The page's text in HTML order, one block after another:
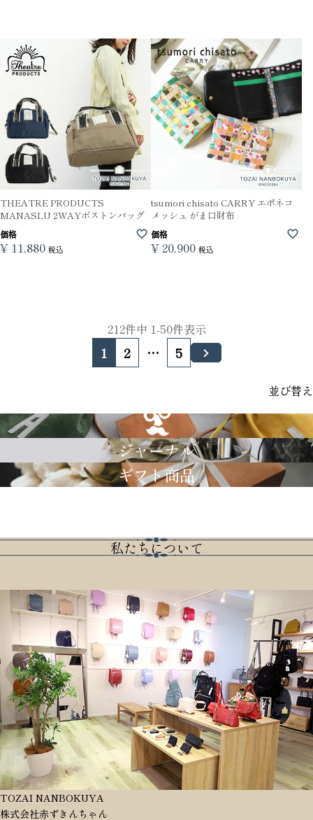
THEATRE PRODUCTS
MANASLU 2WAYボストンバッグ
価格
¥ 11,880 税込
tsumori chisato CARRY エポネコ
メッシュ がま口財布
価格
¥20,900 税込
並び替え
212件中 1-50件表示
1 2 … 5
GRIMM LAB
ジャーナル
ギフト商品
私たちについて
TOZAI NANBOKUYA
株式会社赤ずきんちゃん